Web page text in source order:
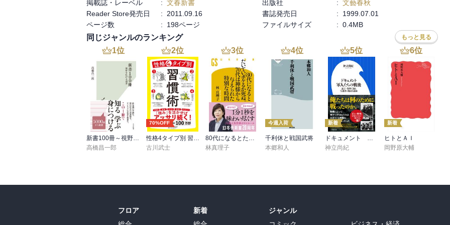
［　おすすめ度　］
☆☆☆☆☆☆☆　おすすめ度
☆☆☆☆☆☆☆　文章
☆☆☆☆☆☆☆　ストーリー
☆☆☆☆☆☆☆　メッセージ性
☆☆☆☆☆☆☆　冒険性
☆☆☆☆☆☆☆　読後の個人的な満足度
共感度（空振り三振・一部・参った！）
読書の速度（時間がかかった・普通・一気に読んだ）
［　関連図書　］
掲載誌・レーベル : 文春新書 出版社 : 文藝春秋
Reader Store発売日
: 2011.09.16 書誌発売日 :
1999.07.01
ページ数
: 198ページ ファイルサイズ : 0.4MB
同じジャンルのランキング もっと見る
1位
新書100冊～視野を広げる読書～
高橋昌一郎
2位
70%OFF
性格4タイプ別 習慣術
古川武士
3位
80代になるとたいていボケるか死ぬ。70代は神様から与えられた特別な時間
林真理子
4位
今週入荷
千利休と戦国武将
本郷和人
5位
新着
ドキュメント 軍人たちの戦後 ～証言・資料で辿る生還者の数奇な運命～（小学館新書）
神立尚紀
6位
新着
ヒトとＡＩ
岡野原大輔
フロア
新着
ジャンル